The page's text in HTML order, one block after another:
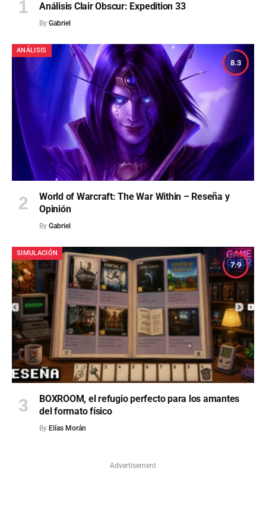
Análisis Clair Obscur: Expedition 33
By Gabriel
8.3
ANÁLISIS
World of Warcraft: The War Within – Reseña y
Opinión
By Gabriel
7.9
SIMULACIÓN
BOXROOM, el refugio perfecto para los amantes
del formato físico
By Elías Morán
Advertisement